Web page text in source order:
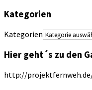
Kategorien
Kategorien
Hier geht´s zu den
http://